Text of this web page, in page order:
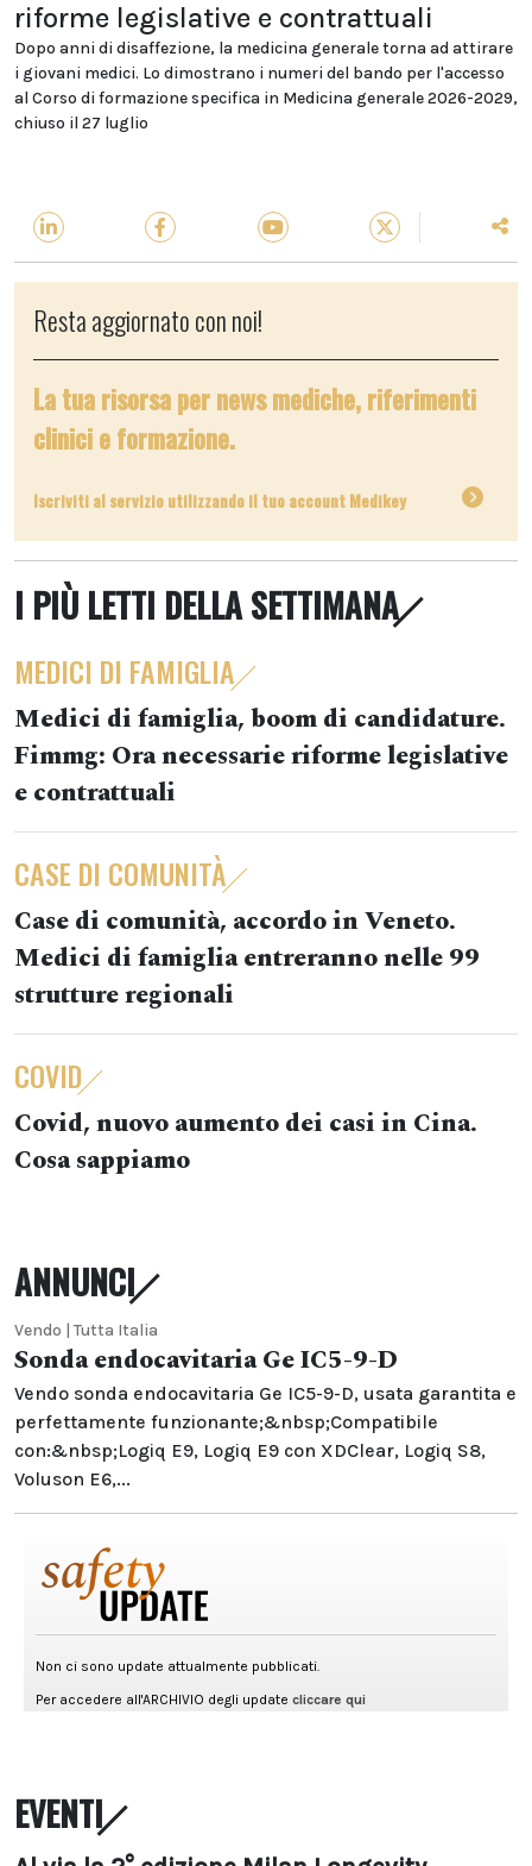
riforme legislative e contrattuali
Dopo anni di disaffezione, la medicina generale torna ad attirare
i giovani medici. Lo dimostrano i numeri del bando per l'accesso
al Corso di formazione specifica in Medicina generale 2026-2029,
chiuso il 27 luglio
Resta aggiornato con noi!
La tua risorsa per news mediche, riferimenti
clinici e formazione.
Iscriviti al servizio utilizzando il tuo account Medikey
I PIÙ LETTI DELLA SETTIMANA
MEDICI DI FAMIGLIA
Medici di famiglia, boom di candidature.
Fimmg: Ora necessarie riforme legislative
e contrattuali
CASE DI COMUNITÀ
Case di comunità, accordo in Veneto.
Medici di famiglia entreranno nelle 99
strutture regionali
COVID
Covid, nuovo aumento dei casi in Cina.
Cosa sappiamo
ANNUNCI
Vendo | Tutta Italia
Sonda endocavitaria Ge IC5-9-D
Vendo sonda endocavitaria Ge IC5-9-D, usata garantita e
perfettamente funzionante;&nbsp;Compatibile
con:&nbsp;Logiq E9, Logiq E9 con XDClear, Logiq S8,
Voluson E6,...
EVENTI